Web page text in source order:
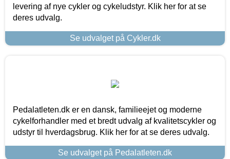
levering af nye cykler og cykeludstyr. Klik her for at se
deres udvalg.
Se udvalget på Cykler.dk
Pedalatleten.dk er en dansk, familieejet og moderne
cykelforhandler med et bredt udvalg af kvalitetscykler og
udstyr til hverdagsbrug. Klik her for at se deres udvalg.
Se udvalget på Pedalatleten.dk